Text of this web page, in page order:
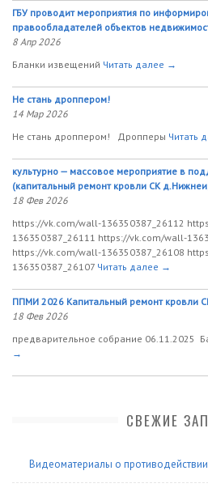
ГБУ проводит мероприятия по
правообладателей объектов
8 Апр 2026
Бланки извещений Читать далее →
Не стань дроппером!
14 Мар 2026
Не стань дроппером! Дропперы Читать
культурно — массовое мероприятие в
(капитальный ремонт кровли СК
18 Фев 2026
https://vk.com/wall-136350387_26112
136350387_26111 https://vk.com/wall-
https://vk.com/wall-136350387_26108
136350387_26107 Читать далее →
ППМИ 2026 Капитальный ремонт кровли
18 Фев 2026
предварительное собрание 06.11.2025
→
СВЕЖИЕ
Видеоматериалы о противодействии